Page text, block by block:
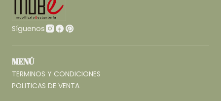
Síguenos
MENÚ
TERMINOS Y CONDICIONES
POLITICAS DE VENTA